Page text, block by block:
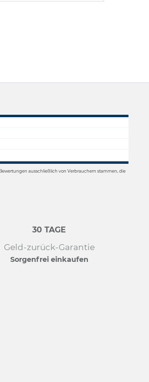
ausschließlich von Verbrauchern stammen, die
30 TAGE
Geld-zurück-Garantie
Sorgenfrei einkaufen